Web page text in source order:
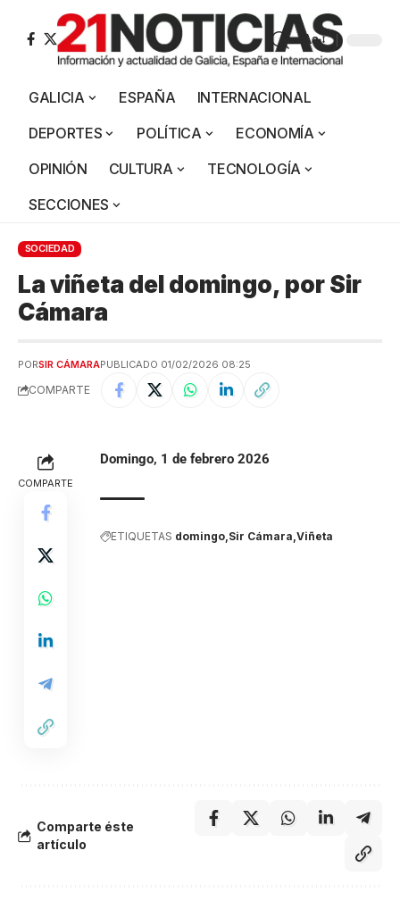
Aa
GALICIA ESPAÑA
INTERNACIONAL
DEPORTES
POLÍTICA
ECONOMÍA
OPINIÓN
CULTURA
TECNOLOGÍA
SECCIONES
SOCIEDAD
La viñeta del domingo, por Sir
Cámara
PORSIR CÁMARAPUBLICADO 01/02/2026 08:25
COMPARTE
COMPARTE
Domingo, 1 de febrero 2026
ETIQUETAS domingo Sir Cámara Viñeta
Comparte éste
artículo